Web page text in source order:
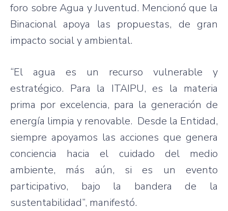
foro sobre Agua y Juventud. Mencionó que la
Binacional apoya las propuestas, de gran
impacto social y ambiental.
“El agua es un recurso vulnerable y
estratégico. Para la ITAIPU, es la materia
prima por excelencia, para la generación de
energía limpia y renovable. Desde la Entidad,
siempre apoyamos las acciones que genera
conciencia hacia el cuidado del medio
ambiente, más aún, si es un evento
participativo, bajo la bandera de la
sustentabilidad”, manifestó.